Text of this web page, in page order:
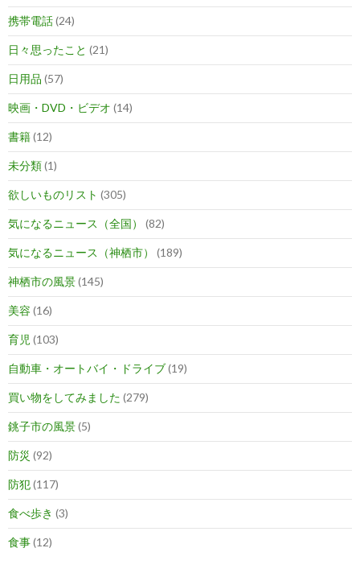
携帯電話(24)
日々思ったこと (21)
日用品 (57)
映画・DVD・ビデオ (14)
書籍(12)
未分類(1)
欲しいものリスト (305)
気になるニュース（全国） (82)
気になるニュース（神栖市） (189)
神栖市の風景(145)
美容 (16)
育児 (103)
自動車・オートバイ・ドライブ(19)
買い物をしてみました (279)
銚子市の風景(5)
防災 (92)
防犯(117)
食べ歩き (3)
食事(12)